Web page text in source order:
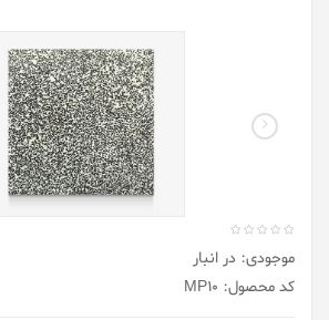
موجودی: در انبار
کد محصول: MP10